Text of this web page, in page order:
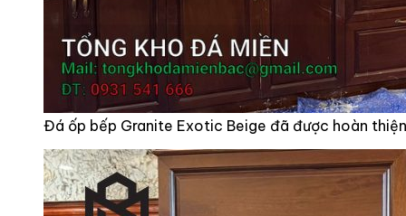
Đá ốp bếp Granite Exotic Beige đã được hoàn thiện